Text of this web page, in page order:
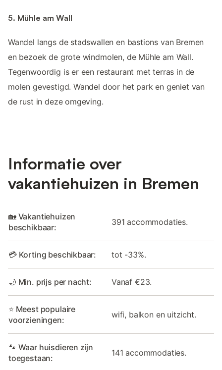
5. Mühle am Wall
Wandel langs de stadswallen en bastions van Bremen
en bezoek de grote windmolen, de Mühle am Wall.
Tegenwoordig is er een restaurant met terras in de
molen gevestigd. Wandel door het park en geniet van
de rust in deze omgeving.
Informatie over
vakantiehuizen in Bremen
🏡 Vakantiehuizen
beschikbaar:
391 accommodaties.
💳 Korting beschikbaar: tot -33%.
🌙 Min. prijs per nacht: Vanaf €23.
⭐ Meest populaire
voorzieningen:
wifi, balkon en uitzicht.
🐾 Waar huisdieren zijn
toegestaan:
141 accommodaties.